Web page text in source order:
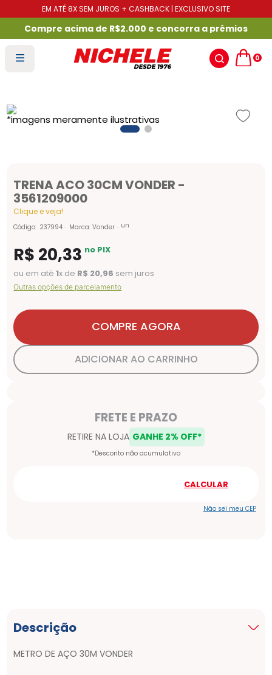
EM ATÉ 8X SEM JUROS + CASHBACK | EXCLUSIVO SITE
Compre acima de R$2.000 e concorra a prêmios
0
TRENA ACO 30CM VONDER -
3561209000
Clique e veja!
Código: 237994 Marca:Vonder un
R$ 20,33 no PIX
ou em até1x de R$ 20,96 sem juros
Outras opções de parcelamento
COMPRE AGORA
ADICIONAR AO CARRINHO
Não sei meu CEP
Descrição
METRO DE AÇO 30M VONDER